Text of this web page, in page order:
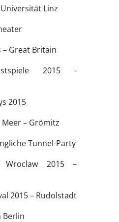
Linz
– Great Britain
2015 -
2015
– Grömitz
Tunnel-Party
Wroclaw 2015 –
2015 – Rudolstadt